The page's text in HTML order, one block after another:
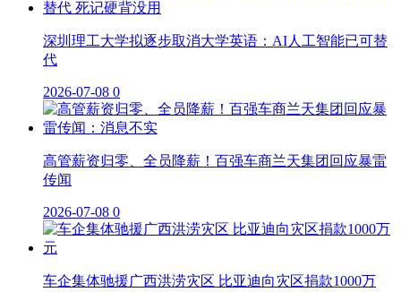
深圳理工大学拟逐步取消大学英语：AI人工智能已可替
代
2026-07-08 0
高管薪资归零、全员降薪！百强车商兰天集团回应暴雷
传闻
2026-07-08 0
车企集体驰援广西洪涝灾区 比亚迪向灾区捐款1000万